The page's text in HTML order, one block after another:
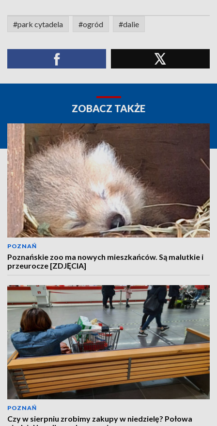
#park cytadela #ogród #dalie
ZOBACZ TAKŻE
POZNAŃ
Poznańskie zoo ma nowych mieszkańców. Są malutkie i
przeurocze [ZDJĘCIA]
POZNAŃ
Czy w sierpniu zrobimy zakupy w niedzielę? Połowa